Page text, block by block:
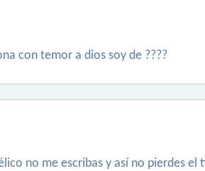
con temor a dios soy de ????
no me escribas y así no pierdes el